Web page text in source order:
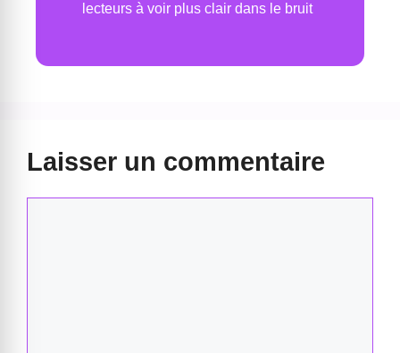
lecteurs à voir plus clair dans le bruit
Laisser un commentaire